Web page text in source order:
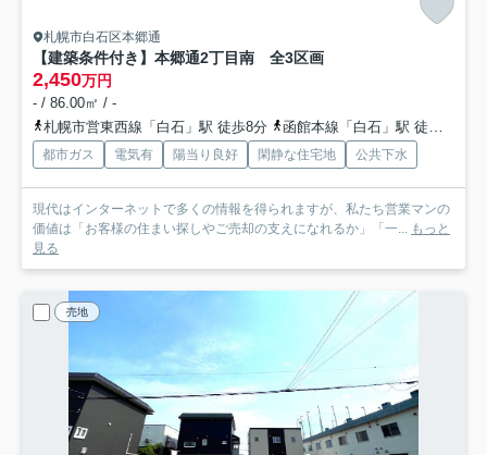
札幌市白石区本郷通
【建築条件付き】本郷通2丁目南 全3区画
2,450万円
- / 86.00㎡ / -
札幌市営東西線「白石」駅 徒歩8分
函館本線「白石」駅 徒歩18分
都市ガス 電気有 陽当り良好 閑静な住宅地 公共下水
現代はインターネットで多くの情報を得られますが、私たち営業マンの
価値は「お客様の住まい探しやご売却の支えになれるか」「一...
もっと
見る
売地